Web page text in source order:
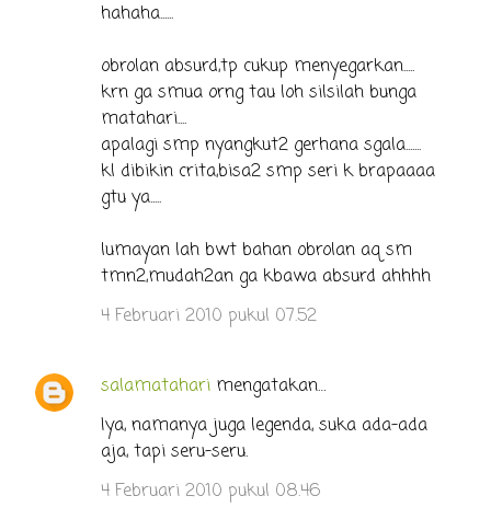
hahaha......
obrolan absurd,tp cukup menyegarkan.....
krn ga smua orng tau loh silsilah bunga
matahari....
apalagi smp nyangkut2 gerhana sgala.......
kl dibikin crita,bisa2 smp seri k brapaaaa
gtu ya.....
lumayan lah bwt bahan obrolan aq sm
tmn2,mudah2an ga kbawa absurd ahhhh
4 Februari 2010 pukul 07.52
salamatahari mengatakan…
Iya, namanya juga legenda, suka ada-ada
aja, tapi seru-seru.
4 Februari 2010 pukul 08.46